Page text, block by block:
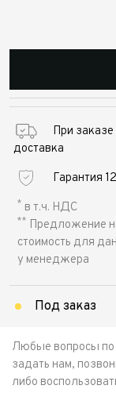
При
доставка
Гарантия
* в т.ч. НДС
** Предложение
стоимость для
у менеджера
Под заказ
Любые вопросы
задать нам,
либо